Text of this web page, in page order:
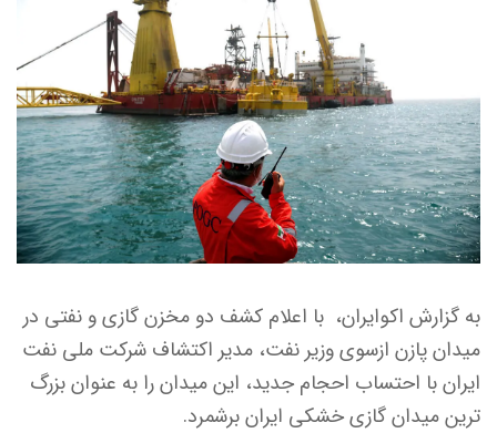
به گزارش اکوایران، با اعلام کشف دو مخزن گازی و نفتی در
میدان پازن ازسوی وزیر نفت، مدیر اکتشاف شرکت ملی نفت
ایران با احتساب احجام جدید، این میدان را به عنوان بزرگ
ترین میدان گازی خشکی ایران برشمرد.